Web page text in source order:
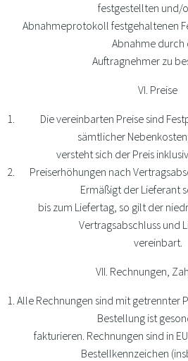
festgestellten und/
Abnahmeprotokoll festgehaltenen
Abnahme durch
Auftragnehmer zu
VI. Preise
Die vereinbarten Preise sind
sämtlicher
versteht sich der Preis
Preiserhöhungen nach
Ermäßigt der Lieferant
bis zum Liefertag, so gilt der
Vertragsabschluss und
vereinbart.
VII. Rechnungen,
Alle Rechnungen sind mit getrennter
Bestellung ist
fakturieren. Rechnungen sind in
Bestellkennzeichen